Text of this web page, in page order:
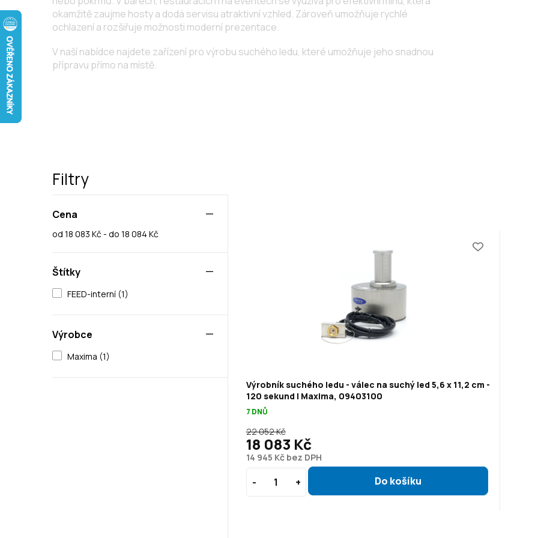
okamžitě zaujme hosty a dodá servisu atraktivní vzhled. Zároveň umožňuje rychlé
ochlazení a rozšiřuje možnosti moderní prezentace.
V naší nabídce najdete zařízení pro výrobu suchého ledu, které umožňuje jeho snadnou
přípravu přímo na místě.
Filtry
Cena
od 18 083 Kč - do 18 084 Kč
Štítky
FEED-interní (1)
Výrobce
Maxima (1)
Výrobník suchého ledu - válec na suchý led 5,6 x 11,2 cm -
120 sekund | Maxima, 09403100
7 DNŮ
14 945 Kč bez DPH
22 052 Kč
18 083 Kč